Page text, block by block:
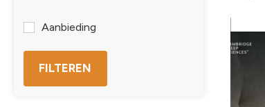
Aanbieding
FILTEREN